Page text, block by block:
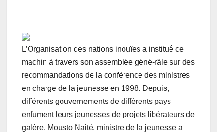
L’Organisation des nations inouïes a institué ce
machin à travers son assemblée géné-râle sur des
recommandations de la conférence des ministres
en charge de la jeunesse en 1998. Depuis,
différents gouvernements de différents pays
enfument leurs jeunesses de projets libérateurs de
galère. Mousto Naité, ministre de la jeunesse a